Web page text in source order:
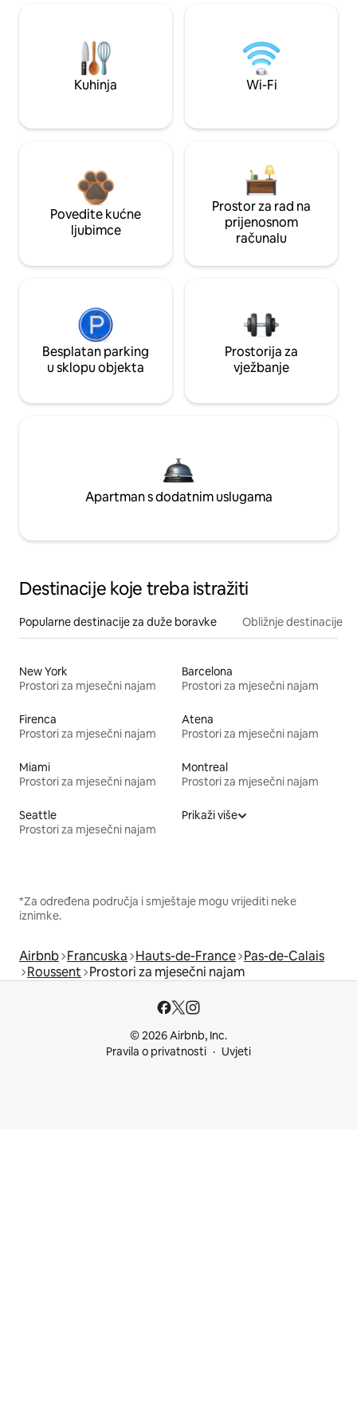
Kuhinja Wi-Fi
Povedite kućne
ljubimce
Prostor za rad na
prijenosnom
računalu
Besplatan parking
u sklopu objekta
Prostorija za
vježbanje
Apartman s dodatnim uslugama
Destinacije koje treba istražiti
Popularne destinacije za duže boravke Obližnje destinacije
New York
Prostori za mjesečni najam
Barcelona
Prostori za mjesečni najam
Firenca
Prostori za mjesečni najam
Atena
Prostori za mjesečni najam
Miami
Prostori za mjesečni najam
Montreal
Prostori za mjesečni najam
Seattle
Prostori za mjesečni najam
Prikaži više
*Za određena područja i smještaje mogu vrijediti neke
iznimke.
Airbnb Francuska Hauts-de-France Pas-de-Calais
Roussent Prostori za mjesečni najam
© 2026 Airbnb, Inc.
Pravila o privatnosti
Uvjeti